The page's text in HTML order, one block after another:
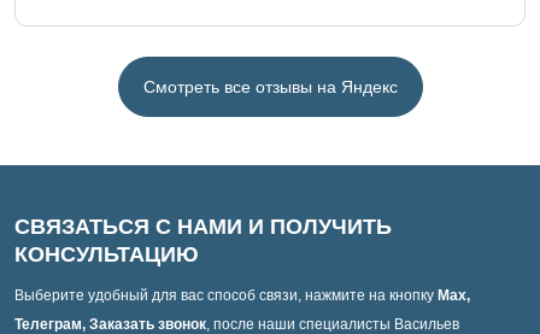
Смотреть все отзывы на Яндекс
СВЯЗАТЬСЯ С НАМИ И ПОЛУЧИТЬ
КОНСУЛЬТАЦИЮ
Выберите удобный для вас способ связи, нажмите на кнопку Max,
Телеграм, Заказать звонок, после наши специалисты Васильев